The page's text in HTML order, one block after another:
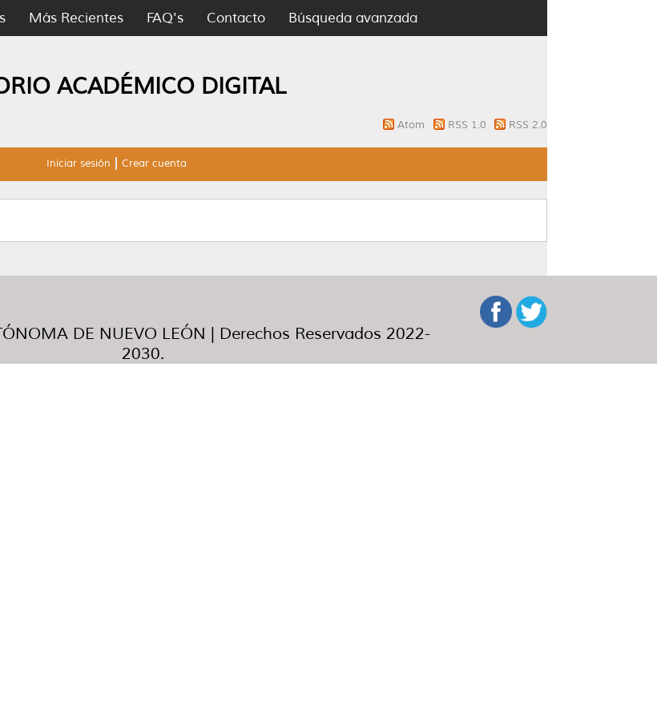
Más Recientes FAQ's Contacto Búsqueda avanzada
ACADÉMICO DIGITAL
Atom RSS 1.0 RSS 2.0
Iniciar sesión Crear cuenta
DE NUEVO LEÓN | Derechos Reservados 2022-
2030.